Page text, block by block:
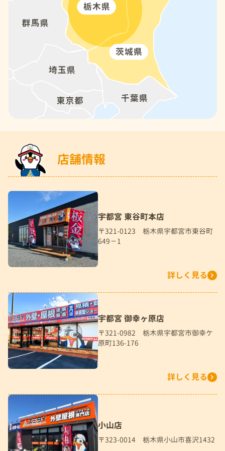
店舗情報
宇都宮 東谷町本店
〒321-0123 栃木県宇都宮市東谷町
649－1
詳しく見る
宇都宮 御幸ヶ原店
〒321-0982 栃木県宇都宮市御幸ケ
原町136-176
詳しく見る
小山店
〒323-0014 栃木県小山市喜沢1432